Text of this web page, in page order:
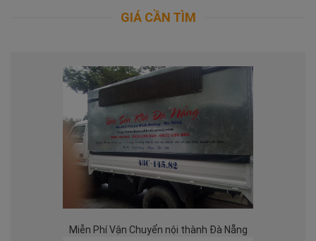
GIÁ CẦN TÌM
Miễn Phí Vận Chuyển nội thành Đà Nẵng